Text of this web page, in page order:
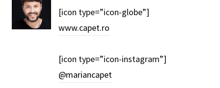
[icon type=”icon-globe”]
www.capet.ro
[icon type=”icon-instagram”]
@mariancapet